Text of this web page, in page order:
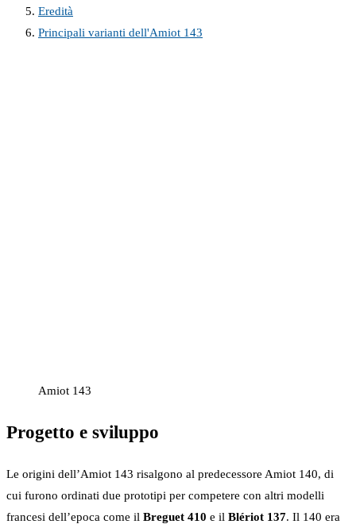
Eredità
Principali varianti dell'Amiot 143
Amiot 143
Progetto e sviluppo
Le origini dell’Amiot 143 risalgono al predecessore Amiot 140, di
cui furono ordinati due prototipi per competere con altri modelli
francesi dell’epoca come il Breguet 410 e il Blériot 137. Il 140 era